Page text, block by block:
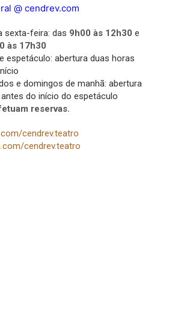
@ cendrev.com
sexta-feira: das 9h00 às 12h30 e
às 17h30
espetáculo: abertura duas horas
e domingos de manhã: abertura
do início do espetáculo
reservas.
cendrev.teatro
cendrev.teatro